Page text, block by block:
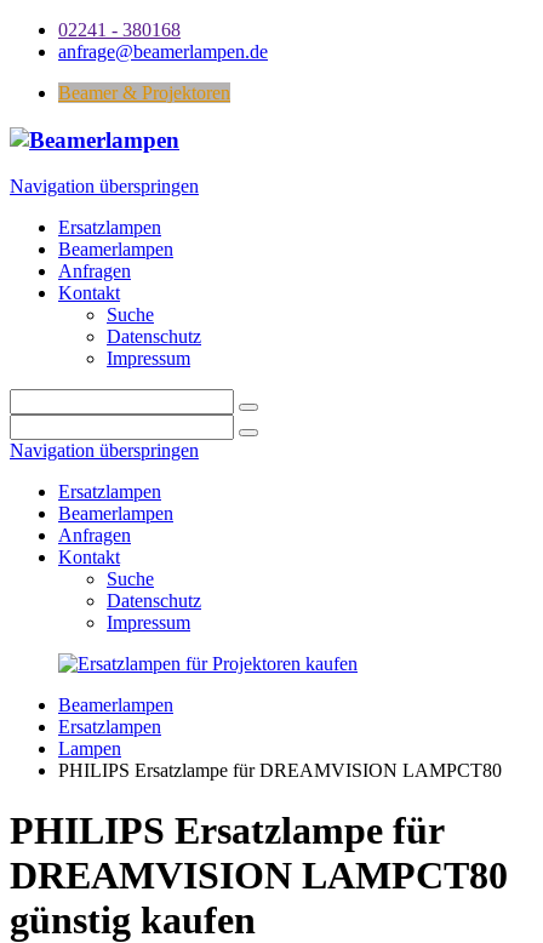
02241 - 380168
anfrage@beamerlampen.de
Beamer & Projektoren
Navigation überspringen
Ersatzlampen
Beamerlampen
Anfragen
Kontakt
Suche
Datenschutz
Impressum
Navigation überspringen
Ersatzlampen
Beamerlampen
Anfragen
Kontakt
Suche
Datenschutz
Impressum
Beamerlampen
Ersatzlampen
Lampen
PHILIPS Ersatzlampe für DREAMVISION LAMPCT80
PHILIPS Ersatzlampe für
DREAMVISION LAMPCT80
günstig kaufen